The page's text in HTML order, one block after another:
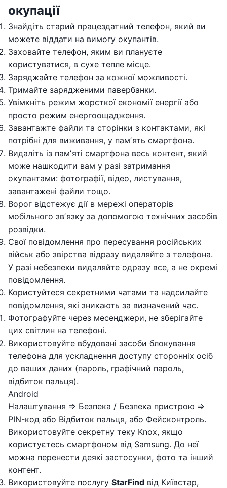
окупації
Знайдіть старий працездатний телефон, який ви
можете віддати на вимогу окупантів.
Заховайте телефон, яким ви плануєте
користуватися, в сухе тепле місце.
Заряджайте телефон за кожної можливості.
Тримайте зарядженими павербанки.
Увімкніть режим жорсткої економії енергії або
просто режим енергоощадження.
Завантажте файли та сторінки з контактами, які
потрібні для виживання, у памʼять смартфона.
Видаліть із памʼяті смартфона весь контент, який
може нашкодити вам у разі затримання
окупантами: фотографії, відео, листування,
завантажені файли тощо.
Ворог відстежує дії в мережі операторів
мобільного звʼязку за допомогою технічних засобів
розвідки.
Свої повідомлення про пересування російських
військ або звірства відразу видаляйте з телефона.
У разі небезпеки видаляйте одразу все, а не окремі
повідомлення.
Користуйтеся секретними чатами та надсилайте
повідомлення, які зникають за визначений час.
Фотографуйте через месенджери, не зберігайте
цих світлин на телефоні.
Використовуйте вбудовані засоби блокування
телефона для ускладнення доступу сторонніх осіб
до ваших даних (пароль, графічний пароль,
відбиток пальця).
Android
Налаштування => Безпека / Безпека пристрою =>
PIN-код або Відбиток пальця, або Фейсконтроль.
Використовуйте секретну теку Knox, якщо
користуєтесь смартфоном від Samsung. До неї
можна перенести деякі застосунки, фото та інший
контент.
Використовуйте послугу StarFind від Київстар,